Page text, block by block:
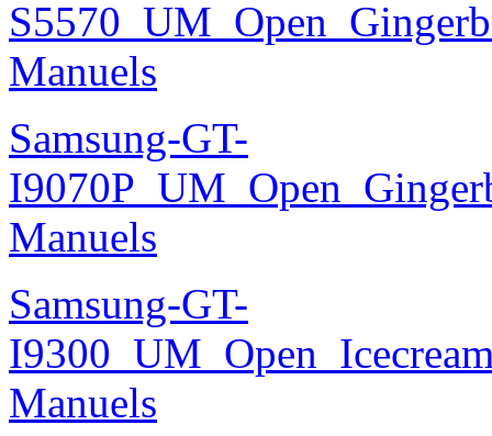
Manuels
Samsung-GT-
Manuels
Samsung-GT-
Manuels